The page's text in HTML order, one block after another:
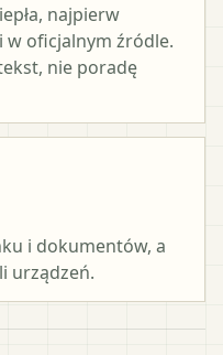
najpierw
oficjalnym źródle.
nie poradę
i dokumentów, a
urządzeń.